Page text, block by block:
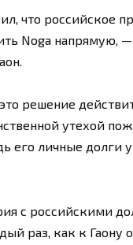
что российское
Noga напрямую,
решение
утехой
его личные долги
с российскими
раз, как к Гаону